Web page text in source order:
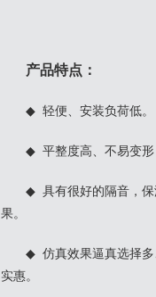
产品特点：
◆ 轻便、安装负荷低
◆ 平整度高、不易变形
◆ 具有很好的隔音，保
果。
◆ 仿真效果逼真选择多
实惠。